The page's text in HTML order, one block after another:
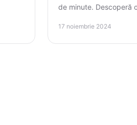
de minute. Descoperă
17 noiembrie 2024